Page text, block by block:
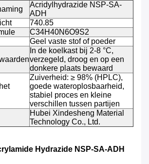
Acridylhydrazide NSP-SA-
ADH
740.85
C34H40N6O9S2
Geel vaste stof of poeder
In de koelkast bij 2-8 °C,
verzegeld, droog en op een
donkere plaats bewaard
Zuiverheid: ≥ 98% (HPLC),
goede wateroplosbaarheid,
stabiel proces en kleine
verschillen tussen partijen
Hubei Xindesheng Material
Technology Co., Ltd.
Hydrazide NSP-SA-ADH